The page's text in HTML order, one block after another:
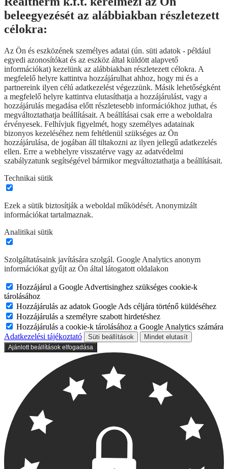
beleegyezését az alábbiakban részletezett
célokra:
Az Ön és eszközének személyes adatai (ún. süti adatok - például
egyedi azonosítókat és az eszköz által küldött alapvető
információkat) kezelünk az alábbiakban részletezett célokra. A
megfelelő helyre kattintva hozzájárulhat ahhoz, hogy mi és a
partnereink ilyen célú adatkezelést végezzünk. Másik lehetőségként
a megfelelő helyre kattintva elutasíthatja a hozzájárulást, vagy a
hozzájárulás megadása előtt részletesebb információkhoz juthat, és
megváltoztathatja beállításait. A beállításai csak erre a weboldalra
érvényesek. Felhívjuk figyelmét, hogy személyes adatainak
bizonyos kezeléséhez nem feltétlenül szükséges az Ön
hozzájárulása, de jogában áll tiltakozni az ilyen jellegű adatkezelés
ellen. Erre a webhelyre visszatérve vagy az adatvédelmi
szabályzatunk segítségével bármikor megváltoztathatja a beállításait.
Technikai sütik
Ezek a sütik biztosítják a weboldal működését. Anonymizált
információkat tartalmaznak.
Analitikai sütik
Szolgáltatásaink javítására szolgál. Google Analytics anonym
információkat gyűjt az Ön által látogatott oldalakon
Hozzájárul a Google Advertisinghez szükséges cookie-k
tárolásához
Hozzájárulás az adatok Google Ads céljára történő küldéséhez
Hozzájárulás a személyre szabott hirdetéshez
Hozzájárulás a cookie-k tárolásához a Google Analytics számára
Adatkezelési tájékoztató
Süti beállítások Mindet elutasít
Ajánlott beállítások elfogadása